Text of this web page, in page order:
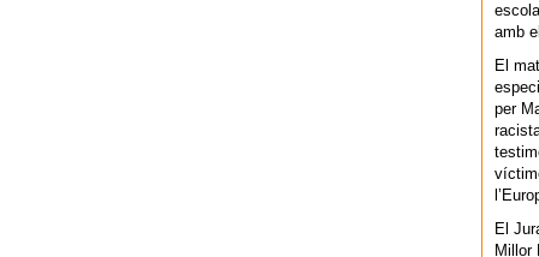
amb
El
per
El
Millor